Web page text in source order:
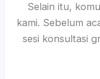
Selain itu,
kami. Sebelum
sesi konsultasi